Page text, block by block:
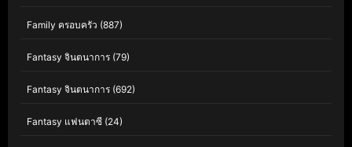
Family ครอบครัว (887)
Fantasy จินตนาการ (79)
Fantasy จินตนาการ (692)
Fantasy แฟนตาซี (24)